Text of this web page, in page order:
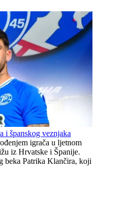
Skandal u Južnoj Koreji:
Sudijama plaćali eskort
dame i "masaže sa sretnim
završetkom"
Preporučuje ContentExchange